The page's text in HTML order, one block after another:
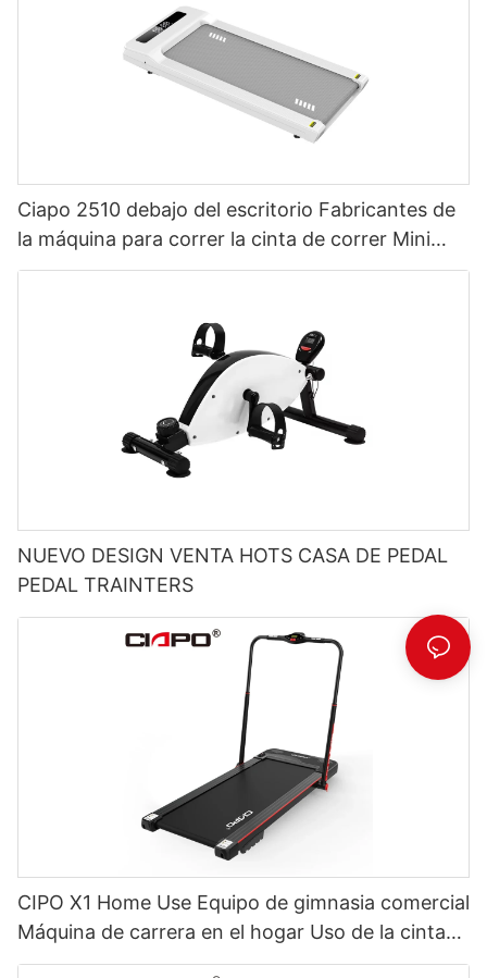
Ciapo 2510 debajo del escritorio Fabricantes de
la máquina para correr la cinta de correr Mini
cinta de correr en la cinta de correr en la cinta
NUEVO DESIGN VENTA HOTS CASA DE PEDAL
PEDAL TRAINTERS
CIPO X1 Home Use Equipo de gimnasia comercial
Máquina de carrera en el hogar Uso de la cinta
de correr de la almohadilla para caminar eléctrica